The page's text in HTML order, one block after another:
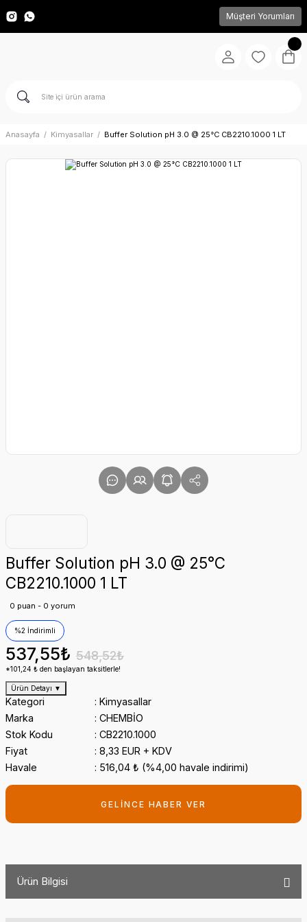
Müşteri Yorumları
Anasayfa Kimyasallar Buffer Solution pH 3.0 @ 25°C CB2210.1000 1 LT
Buffer Solution pH 3.0 @ 25°C
CB2210.1000 1 LT
0 puan - 0 yorum
%2 İndirimli
537,55₺ 548,52₺
*101,24 ₺ den başlayan taksitlerle!
Ürün Detayı ▼
Kategori
Kimyasallar
Marka
CHEMBİO
Stok Kodu
CB2210.1000
Fiyat
8,33 EUR + KDV
Havale
516,04 ₺ (%4,00 havale indirimi)
GELİNCE HABER VER
Ürün Bilgisi